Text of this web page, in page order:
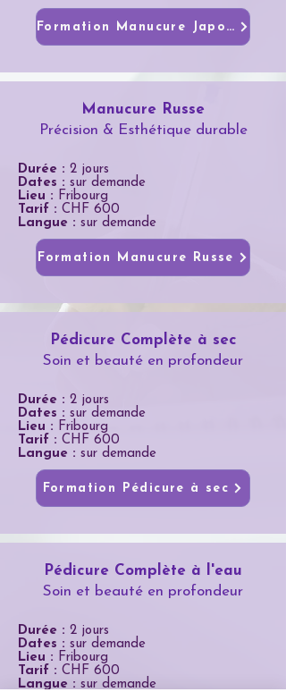
Formation Manucure Japonaise
Manucure Russe
Précision & Esthétique durable
Durée : 2 jours
Dates : sur demande
Lieu : Fribourg
Tarif : CHF 600
Langue : sur demande
Formation Manucure Russe
Pédicure Complète à sec
Soin et beauté en profondeur
Durée : 2 jours
Dates : sur demande
Lieu : Fribourg
Tarif : CHF 600
Langue : sur demande
Formation Pédicure à sec
Pédicure Complète à l'eau
Soin et beauté en profondeur
Durée : 2 jours
Dates : sur demande
Lieu : Fribourg
Tarif : CHF 600
Langue : sur demande